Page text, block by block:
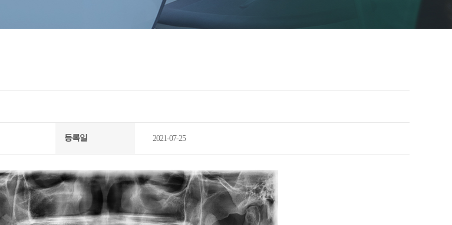
등록일 2021-07-25